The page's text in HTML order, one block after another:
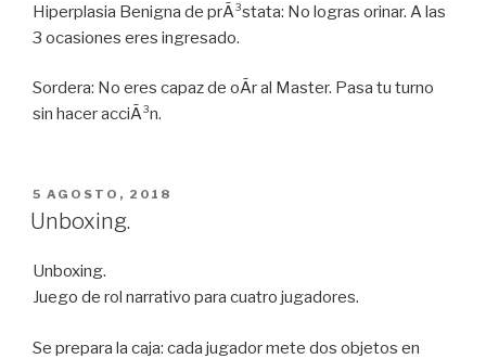
Hiperplasia Benigna de prÃ³stata: No logras orinar. A las
3 ocasiones eres ingresado.
Sordera: No eres capaz de oÃ­r al Master. Pasa tu turno
sin hacer acciÃ³n.
PUBLICADO
EN
5 AGOSTO, 2018
Unboxing.
Unboxing.
Juego de rol narrativo para cuatro jugadores.
Se prepara la caja: cada jugador mete dos objetos en